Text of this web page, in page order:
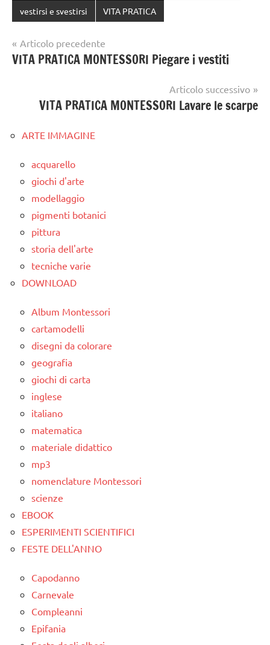
vestirsi e svestirsi VITA PRATICA
Navigazione
articoli
Articolo precedente
VITA PRATICA MONTESSORI Piegare i vestiti
Articolo successivo
VITA PRATICA MONTESSORI Lavare le scarpe
ARTE IMMAGINE
acquarello
giochi d'arte
modellaggio
pigmenti botanici
pittura
storia dell'arte
tecniche varie
DOWNLOAD
Album Montessori
cartamodelli
disegni da colorare
geografia
giochi di carta
inglese
italiano
matematica
materiale didattico
mp3
nomenclature Montessori
scienze
EBOOK
ESPERIMENTI SCIENTIFICI
FESTE DELL'ANNO
Capodanno
Carnevale
Compleanni
Epifania